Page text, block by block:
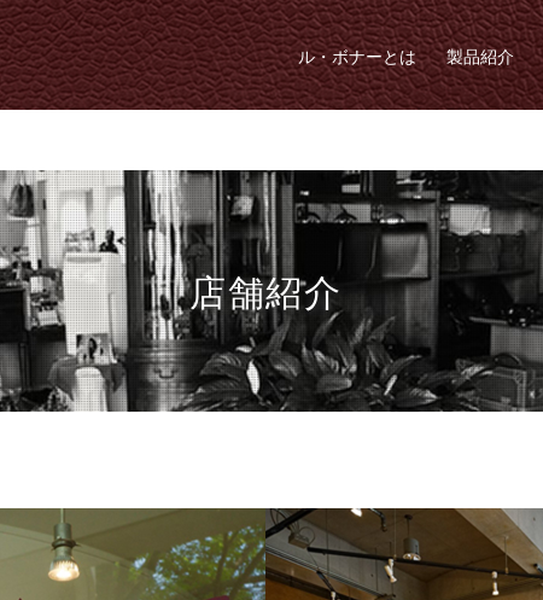
ル・ボナーとは 製品紹介
店舗紹介